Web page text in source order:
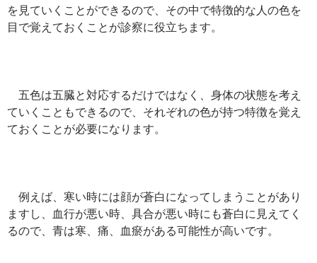
を見ていくことができるので、その中で特徴的な人の色を
目で覚えておくことが診察に役立ちます。
五色は五臓と対応するだけではなく、身体の状態を考え
ていくこともできるので、それぞれの色が持つ特徴を覚え
ておくことが必要になります。
例えば、寒い時には顔が蒼白になってしまうことがあり
ますし、血行が悪い時、具合が悪い時にも蒼白に見えてく
るので、青は寒、痛、血瘀がある可能性が高いです。